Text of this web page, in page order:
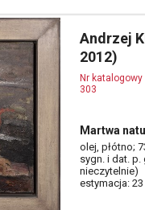
Andrzej
2012)
Nr katalogowy
303
Martwa
olej, płótno;
sygn. i dat. p.
nieczytelnie)
estymacja: 23